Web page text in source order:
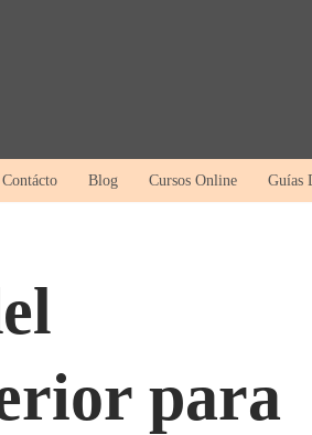
Contácto Blog Cursos Online Guías
para